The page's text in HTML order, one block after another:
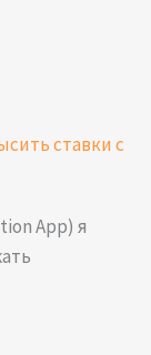
ставки с
App) я